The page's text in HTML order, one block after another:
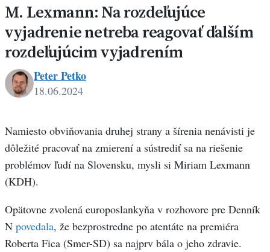
M. Lexmann: Na rozdeľujúce
vyjadrenie netreba reagovať ďalším
rozdeľujúcim vyjadrením
Petko
Peter Petko
18.06.2024
Namiesto obviňovania druhej strany a šírenia nenávisti je
dôležité pracovať na zmierení a sústrediť sa na riešenie
problémov ľudí na Slovensku, mysli si Miriam Lexmann
(KDH).
Opätovne zvolená europoslankyňa v rozhovore pre Denník
N povedala, že bezprostredne po atentáte na premiéra
Roberta Fica (Smer-SD) sa najprv bála o jeho zdravie.